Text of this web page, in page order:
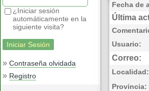
¿Iniciar sesión
automáticamente en la
siguiente visita?
» Contraseña olvidada
» Registro
Fecha de
Última
Usuario:
Correo:
Localidad:
Provincia: